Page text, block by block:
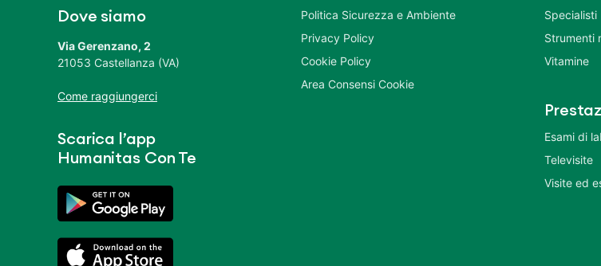
Dove siamo
Via Gerenzano, 2
21053 Castellanza (VA)
Come raggiungerci
Scarica l’app
Humanitas Con Te
Politica Sicurezza e Ambiente
Privacy Policy
Cookie Policy
Area Consensi Cookie
Specialisti
Strumenti
Vitamine
Esami di
Televisite
Visite ed